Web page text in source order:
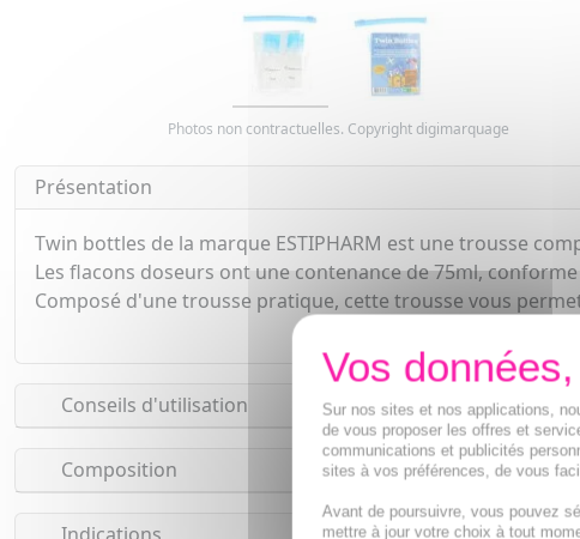
Photos non contractuelles. Copyright digimarquage
Présentation
Twin bottles de la marque ESTIPHARM est une trousse
Les flacons doseurs ont une contenance de 75ml,
Composé d'une trousse pratique, cette trousse vous
Conseils d'utilisation
Composition
Sur nos sites et nos applications,
de vous proposer les offres et
communications et publicités
sites à vos préférences, de vous
Avant de poursuivre, vous pouvez
mettre à jour votre choix à tout